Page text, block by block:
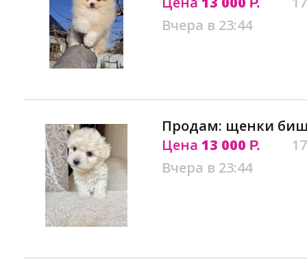
Вчера в 23:44
Продам: щенки
Цена 13 000 Р.
Вчера в 23:44